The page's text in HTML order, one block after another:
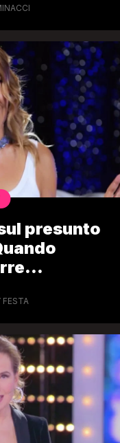
presunto
lascia tutto:
siete state una
per me”
MINACCI